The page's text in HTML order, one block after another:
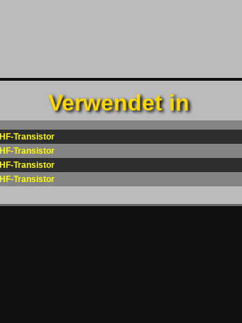
Verwendet in
HF-Transistor
HF-Transistor
HF-Transistor
HF-Transistor